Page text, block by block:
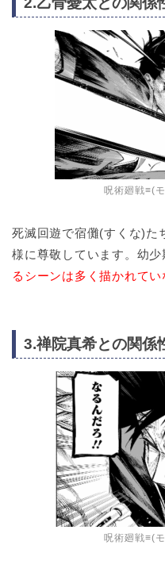
呪術廻戦≡(
死滅回遊で宿儺(すくな)た
様に尊敬しています。幼
るシーンは多く描かれてい
3.禅院真希との関係
呪術廻戦≡(